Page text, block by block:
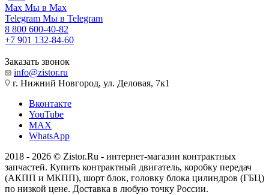
Max Мы в Max
Telegram Мы в Telegram
8 800 600-40-82
+7 901 132-84-60
Заказать звонок
info@zistor.ru
г. Нижний Новгород, ул. Деловая, 7к1
Вконтакте
YouTube
MAX
WhatsApp
2018 - 2026 © Zistor.Ru - интернет-магазин контрактных
запчастей. Купить контрактный двигатель, коробку передач
(АКПП и МКПП), шорт блок, головку блока цилиндров (ГБЦ)
по низкой цене. Доставка в любую точку России.